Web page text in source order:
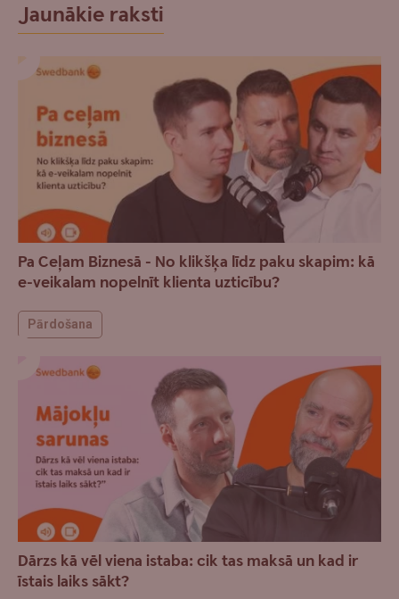
Jaunākie raksti
Pa Ceļam Biznesā - No klikšķa līdz paku skapim: kā
e-veikalam nopelnīt klienta uzticību?
Pārdošana
Dārzs kā vēl viena istaba: cik tas maksā un kad ir
īstais laiks sākt?